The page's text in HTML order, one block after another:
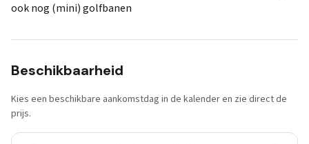
ook nog (mini) golfbanen
Beschikbaarheid
Kies een beschikbare aankomstdag in de kalender en zie direct de
prijs.